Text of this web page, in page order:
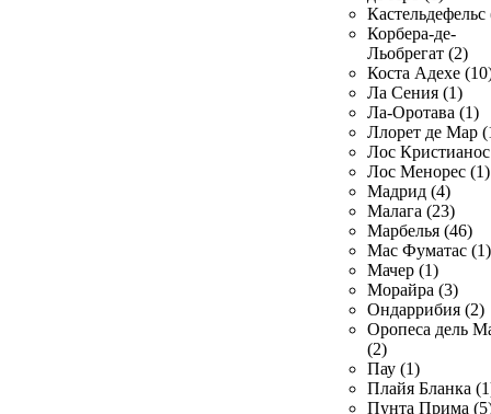
Кастельдефельс
Корбера-де-
Льобрегат (2)
Коста Адехе
Ла Сения (1)
Ла-Оротава (1)
Ллорет де Мар
Лос
Лос Менорес (1)
Мадрид (4)
Малага (23)
Марбелья (46)
Мас Фуматас (1)
Мачер (1)
Морайра (3)
Ондаррибия (2)
Оропеса дель
(2)
Пау (1)
Плайя Бланка
Пунта Прима